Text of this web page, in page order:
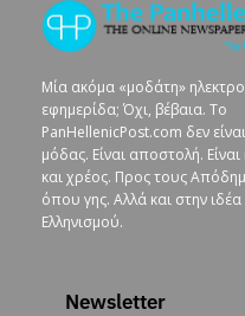
Μία ακόμα «μοδάτη»
εφημερίδα; Όχι, βέβαια. To
PanHellenicPost.com δεν
μόδας. Είναι αποστολή.
και χρέος. Προς τους
όπου γης. Αλλά και στην ιδέα
Ελληνισμού.
Newsletter